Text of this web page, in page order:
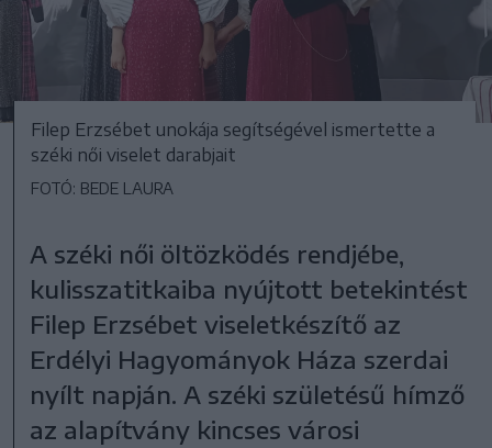
Filep Erzsébet unokája segítségével ismertette a
széki női viselet darabjait
FOTÓ: BEDE LAURA
A széki női öltözködés rendjébe,
kulisszatitkaiba nyújtott betekintést
Filep Erzsébet viseletkészítő az
Erdélyi Hagyományok Háza szerdai
nyílt napján. A széki születésű hímző
az alapítvány kincses városi